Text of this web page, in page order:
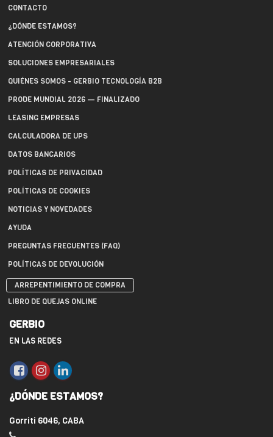
CONTACTO
¿DÓNDE ESTAMOS?
ATENCIÓN CORPORATIVA
SOLUCIONES EMPRESARIALES
QUIÉNES SOMOS - GERBIO TECNOLOGÍA B2B
PRODE MUNDIAL 2026 — FINALIZADO
LEASING EMPRESAS
CALCULADORA DE UPS
DATOS BANCARIOS
POLÍTICAS DE PRIVACIDAD
POLÍTICAS DE COOKIES
NOTICIAS Y NOVEDADES
AYUDA
PREGUNTAS FRECUENTES (FAQ)
POLÍTICAS DE DEVOLUCIÓN
ARREPENTIMIENTO DE COMPRA
LIBRO DE QUEJAS ONLINE
GERBIO
EN LAS REDES
¿DÓNDE ESTAMOS?
Gorriti 6046, CABA